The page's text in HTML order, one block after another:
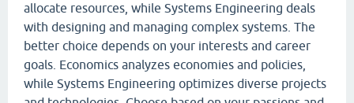
allocate resources, while Systems Engineering deals
with designing and managing complex systems. The
better choice depends on your interests and career
goals. Economics analyzes economies and policies,
while Systems Engineering optimizes diverse projects